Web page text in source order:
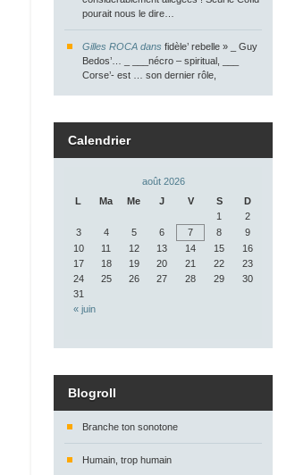
pourait nous le dire…
Gilles ROCA dans fidèle’ rebelle » _ Guy
Bedos’… _ ___nécro – spiritual, ___
Corse’- est … son dernier rôle,
Calendrier
août 2026
L
Ma Me J V S D
« juin
1
2
3
4 5 6 7 8
9
10
11 12 13 14 15
16
17
18 19 20 21 22
23
24
25 26 27 28 29
30
31
Blogroll
Branche ton sonotone
Humain, trop humain